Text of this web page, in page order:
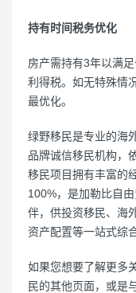
持有时间税务优化
房产需持有3年以满
利得税。如无特殊情
最优化。
绿野移民是专业的海
品牌诚信移民机构，
移民项目拥有丰富的
100%，是加勒比自
伴，供投资移民、海
资产配置等一站式综
如果您想要了解更多
民的其他页面，或是